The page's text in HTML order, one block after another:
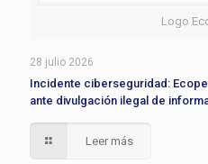
Logo
28 julio 2026
Incidente ciberseguridad:
ante divulgación ilegal de
Leer más